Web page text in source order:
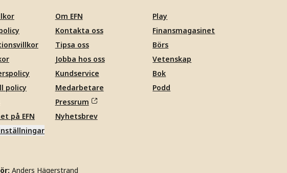
policy
på EFN
Om EFN
Kontakta oss
Tipsa oss
Jobba hos oss
Kundservice
Medarbetare
Pressrum
Nyhetsbrev
Play
Finansmagasinet
Börs
Vetenskap
Bok
Podd
Anders Hägerstrand